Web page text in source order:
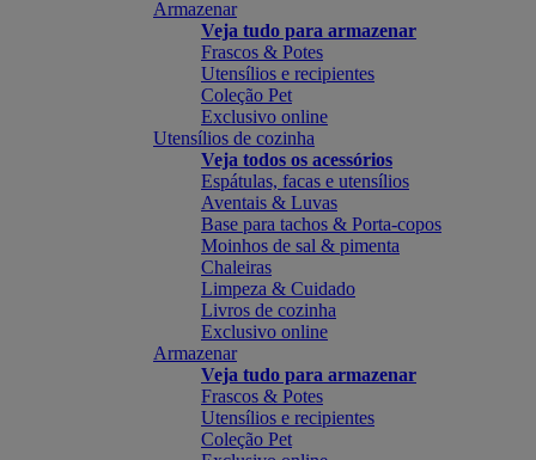
Armazenar
Veja tudo para armazenar
Frascos & Potes
Utensílios e recipientes
Coleção Pet
Exclusivo online
Utensílios de cozinha
Veja todos os acessórios
Espátulas, facas e utensílios
Aventais & Luvas
Base para tachos & Porta-copos
Moinhos de sal & pimenta
Chaleiras
Limpeza & Cuidado
Livros de cozinha
Exclusivo online
Armazenar
Veja tudo para armazenar
Frascos & Potes
Utensílios e recipientes
Coleção Pet